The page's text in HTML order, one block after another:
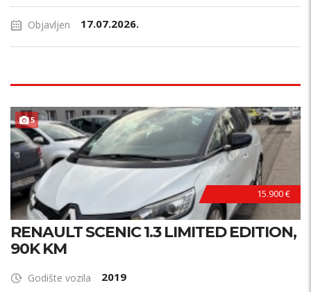
Objavljen 17.07.2026.
5 POVOLJNO !
15.900 €
RENAULT SCENIC 1.3 LIMITED EDITION,
90K KM
Godište vozila 2019